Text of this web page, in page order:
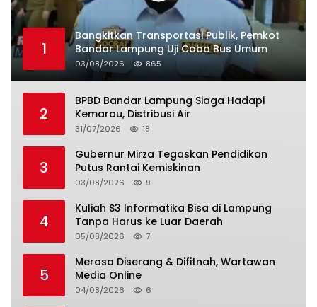
1
Bangkitkan Transportasi Publik, Pemkot
Bandar Lampung Uji Coba Bus Umum
03/08/2026 865
2
BPBD Bandar Lampung Siaga Hadapi
Kemarau, Distribusi Air
31/07/2026 18
3
Gubernur Mirza Tegaskan Pendidikan
Putus Rantai Kemiskinan
03/08/2026 9
4
Kuliah S3 Informatika Bisa di Lampung
Tanpa Harus ke Luar Daerah
05/08/2026 7
5
Merasa Diserang & Difitnah, Wartawan
Media Online
04/08/2026 6